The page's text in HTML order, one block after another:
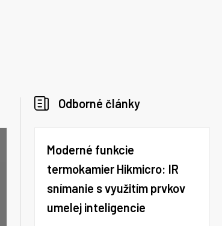
Odborné články
Moderné funkcie
termokamier Hikmicro: IR
snímanie s využitím prvkov
umelej inteligencie